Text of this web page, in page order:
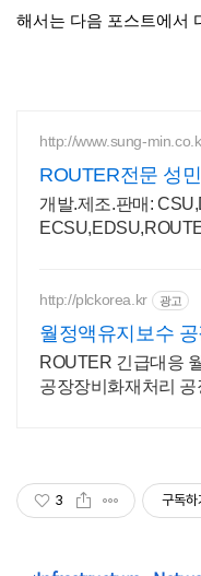
해서는 다음 포스트에서
http://www.sung-
ROUTER전문 성
CSU/DSU+네트웍
개발.제조.판매:
http://plckorea.kr 광고
월정액유지보수
업자동화 장비판
ROUTER 긴급대응
공장장비화재처리
3 구독하